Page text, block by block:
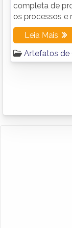
completa de
os processos e
Leia Mais
Artefatos de